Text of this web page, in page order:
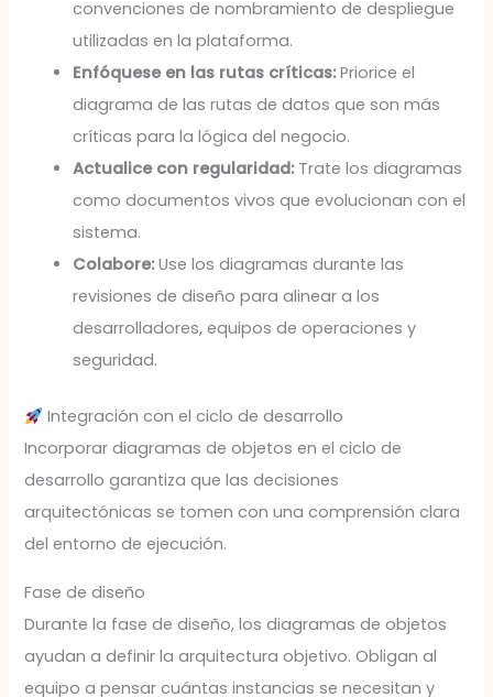
convenciones de nombramiento de despliegue
utilizadas en la plataforma.
Enfóquese en las rutas críticas:Priorice el
diagrama de las rutas de datos que son más
críticas para la lógica del negocio.
Actualice con regularidad:Trate los diagramas
como documentos vivos que evolucionan con el
sistema.
Colabore:Use los diagramas durante las
revisiones de diseño para alinear a los
desarrolladores, equipos de operaciones y
seguridad.
Integración con el ciclo de desarrollo
Incorporar diagramas de objetos en el ciclo de
desarrollo garantiza que las decisiones
arquitectónicas se tomen con una comprensión clara
del entorno de ejecución.
Fase de diseño
Durante la fase de diseño, los diagramas de objetos
ayudan a definir la arquitectura objetivo. Obligan al
equipo a pensar cuántas instancias se necesitan y